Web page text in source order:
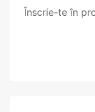
Înscrie-te în